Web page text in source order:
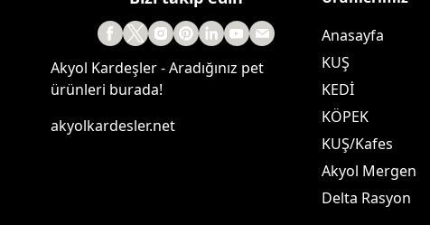
Akyol Kardeşler - Aradığınız pet
ürünleri burada!
akyolkardesler.net
Anasayfa
KUŞ
KEDİ
KÖPEK
KUŞ/Kafes
Akyol Mergen
Delta Rasyon